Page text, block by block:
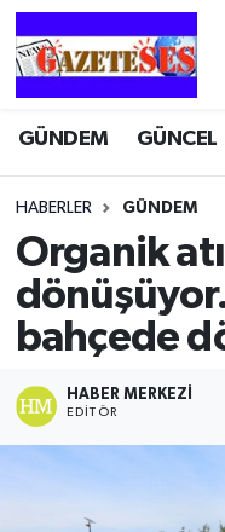
GÜNDEM GÜNCEL
HABERLER GÜNDEM
Organik
bahçede
HABER MERKEZI
EDITÖR